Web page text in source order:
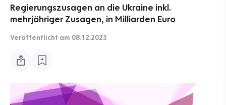
Regierungszusagen an die Ukraine inkl.
mehrjähriger Zusagen, in Milliarden Euro
Veröffentlicht am 08.12.2023